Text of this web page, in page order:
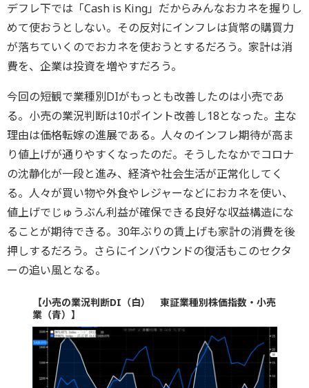
デフレ下では「Cash is King」だからみんなおカネを握りし
めて使おうとしない。その反対にインフレは貨幣の購買力
が落ちていくのでおカネを使おうとするだろう。家計は消
費を、企業は投資を増やすだろう。
今回の短観で業種別DIがもっとも改善したのは小売であ
る。小売の業況判断は10ポイント改善し18となった。主な
理由は価格転嫁の進展である。人々のインフレ期待が高ま
り値上げが通りやすくなったのだ。そうしたなかでコロナ
の沈静化が一段と進み、経済や社会生活が正常化してく
る。人々が買い物や外食やレジャーなどにおカネを使い、
値上げでじゅうぶん利益が確保できる良好な収益構造にな
ることが期待できる。30年ぶりの賃上げも家計の消費を後
押しするだろう。さらにインバウンドの復活もこのセクタ
ーの追い風となる。
【小売の業況判断DI（白） 東証業種別株価指数・小売
業（青）】